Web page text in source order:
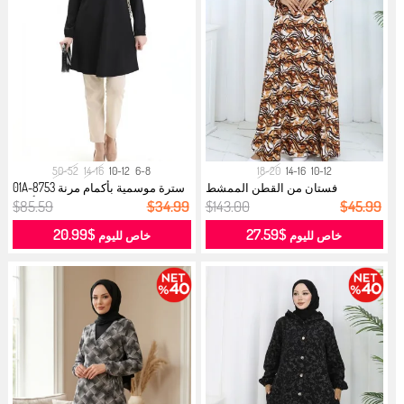
10-12
14-16
18-20
فستان من القطن الممشط
المنقوش 2136A...$143.00 $45.99
خاص لليوم $27.59
6-8
10-12
14-16
50-52
سترة موسمية بأكمام مرنة 8753-01A
أس...
$85.59 $34.99
خاص لليوم$20.99